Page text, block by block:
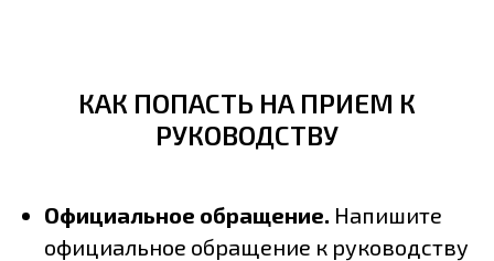
КАК ПОПАСТЬ НА ПРИЕМ К
РУКОВОДСТВУ
Официальное обращение. Напишите
официальное обращение к руководству